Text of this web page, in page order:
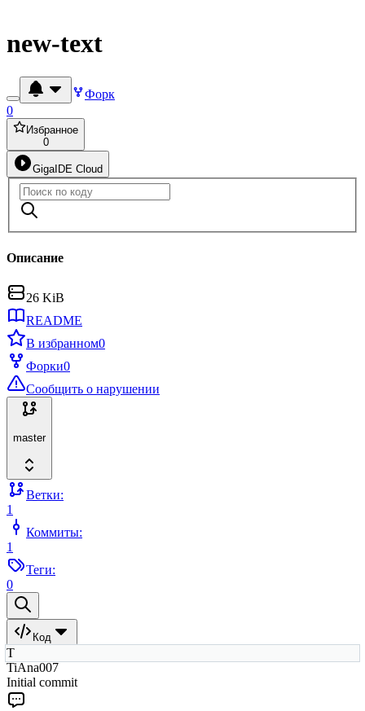
new-text
Форк
0
Избранное
0
GigaIDE Cloud
Описание
26 KiB
README
В избранном0
Форки0
Сообщить о нарушении
master
Ветки:
1
Коммиты:
1
Теги:
0
Код
T
TiAna007
Initial commit